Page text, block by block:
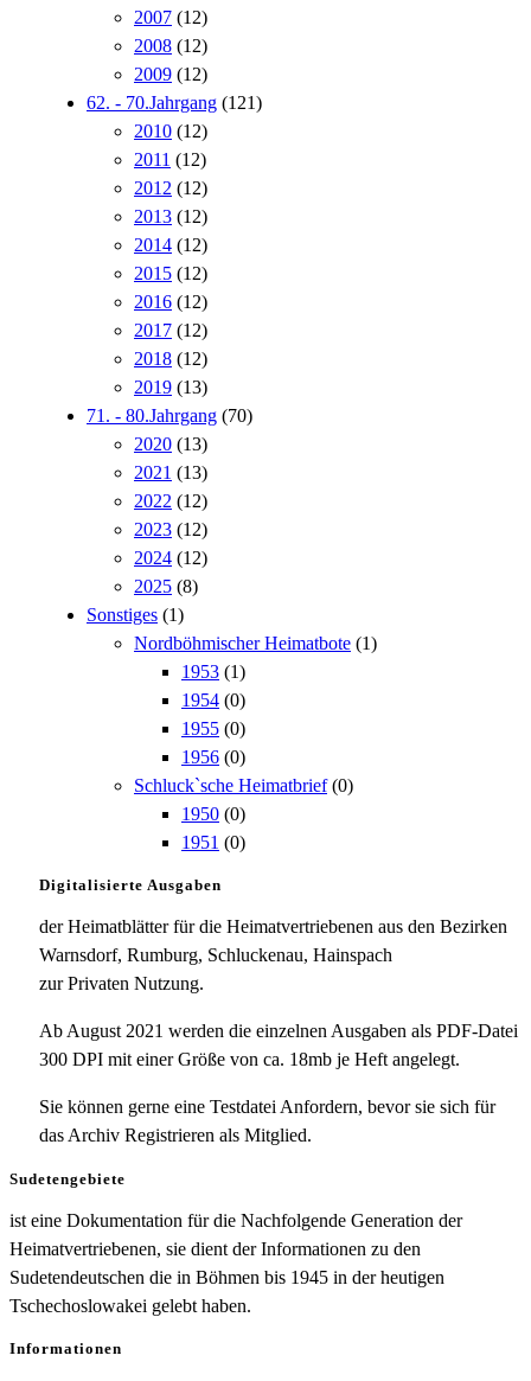
2007 (12)
2008 (12)
2009 (12)
62. - 70.Jahrgang (121)
2010 (12)
2011 (12)
2012 (12)
2013 (12)
2014 (12)
2015 (12)
2016 (12)
2017 (12)
2018 (12)
2019 (13)
71. - 80.Jahrgang (70)
2020 (13)
2021 (13)
2022 (12)
2023 (12)
2024 (12)
2025 (8)
Sonstiges (1)
Nordböhmischer Heimatbote (1)
1953 (1)
1954 (0)
1955 (0)
1956 (0)
Schluck`sche Heimatbrief (0)
1950 (0)
1951 (0)
Digitalisierte Ausgaben
der Heimatblätter für die Heimatvertriebenen aus den Bezirken
Warnsdorf, Rumburg, Schluckenau, Hainspach
zur Privaten Nutzung.
Ab August 2021 werden die einzelnen Ausgaben als PDF-Datei
300 DPI mit einer Größe von ca. 18mb je Heft angelegt.
Sie können gerne eine Testdatei Anfordern, bevor sie sich für
das Archiv Registrieren als Mitglied.
Sudetengebiete
ist eine Dokumentation für die Nachfolgende Generation der
Heimatvertriebenen, sie dient der Informationen zu den
Sudetendeutschen die in Böhmen bis 1945 in der heutigen
Tschechoslowakei gelebt haben.
Informationen